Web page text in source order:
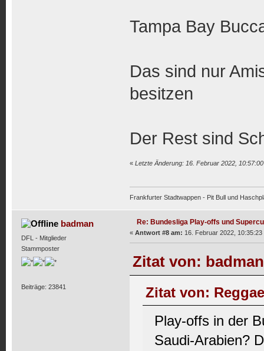
Tampa Bay
Das sind nur
besitzen
Der Rest sind
« Letzte Änderung: 16. Februar 2022,
Frankfurter Stadtwappen - Pit Bull und
badman
DFL - Mitglieder
Stammposter
Beiträge: 23841
Re: Bundesliga Play-offs und
« Antwort #8 am: 16. Februar 2022, 10:35:23
Zitat von:
Zitat von:
Play-offs in der
Saudi-Arabien?